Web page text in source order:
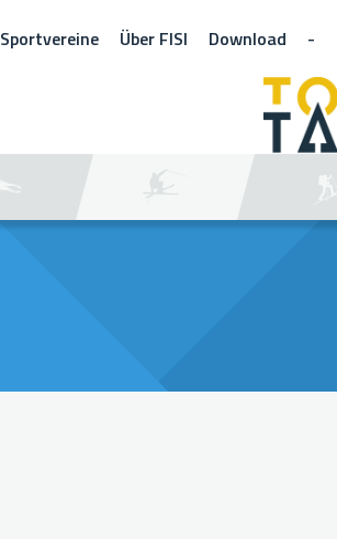
Sportvereine Über FISI Download -